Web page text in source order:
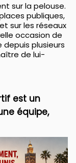
sur la pelouse.
publiques,
sur les réseaux
occasion de
plusieurs
de lui-
est un
équipe,